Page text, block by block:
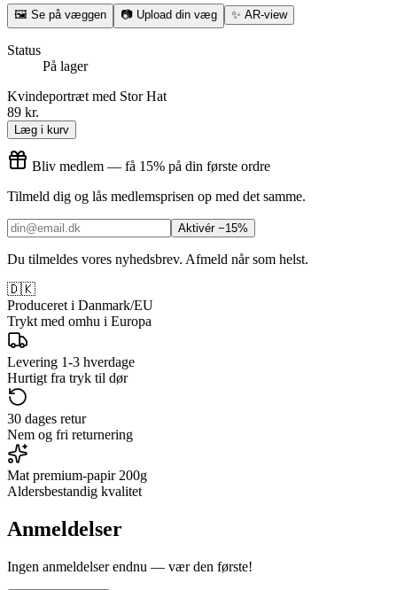
🖼 Se på væggen 📷 Upload din væg ✨ AR-view
Status
På lager
Kvindeportræt med Stor Hat
89 kr.
Læg i kurv
Bliv medlem — få 15% på din første ordre
Tilmeld dig og lås medlemsprisen op med det samme.
Aktivér −15%
Du tilmeldes vores nyhedsbrev. Afmeld når som helst.
🇩🇰
Produceret i Danmark/EU
Trykt med omhu i Europa
Levering 1-3 hverdage
Hurtigt fra tryk til dør
30 dages retur
Nem og fri returnering
Mat premium-papir 200g
Aldersbestandig kvalitet
Anmeldelser
Ingen anmeldelser endnu — vær den første!